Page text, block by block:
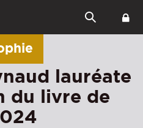
lauréate
du livre de